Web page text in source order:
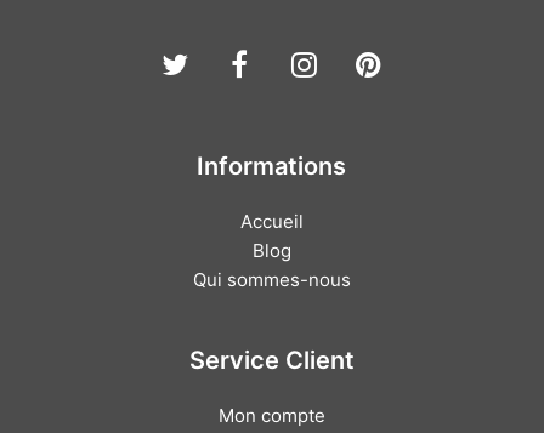
TwitterFacebook
Instagram
Pinterest
Informations
Accueil
Blog
Qui sommes-nous
Service Client
Mon compte